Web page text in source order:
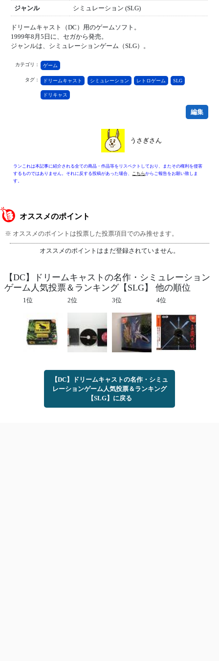
ジャンル シミュレーション (SLG)
ドリームキャスト（DC）用のゲームソフト。
1999年8月5日に、セガから発売。
ジャンルは、シミュレーションゲーム（SLG）。
カテゴリ： ゲーム
タグ： ドリームキャスト シミュレーション レトロゲーム SLG
ドリキャス
編集
うさぎさん
ランこれは本記事に紹介される全ての商品・作品等をリスペクトしており、またその権利を侵害
するものではありません。それに反する投稿があった場合、 こちらからご報告をお願い致しま
す。
オススメのポイント
※ オススメのポイントは投票した投票項目でのみ推せます。
オススメのポイントはまだ登録されていません。
【DC】ドリームキャストの名作・シミュレーション
ゲーム人気投票＆ランキング【SLG】 他の順位
1位 2位 3位 4位
【DC】ドリームキャストの名作・シミュ
レーションゲーム人気投票＆ランキング
【SLG】に戻る